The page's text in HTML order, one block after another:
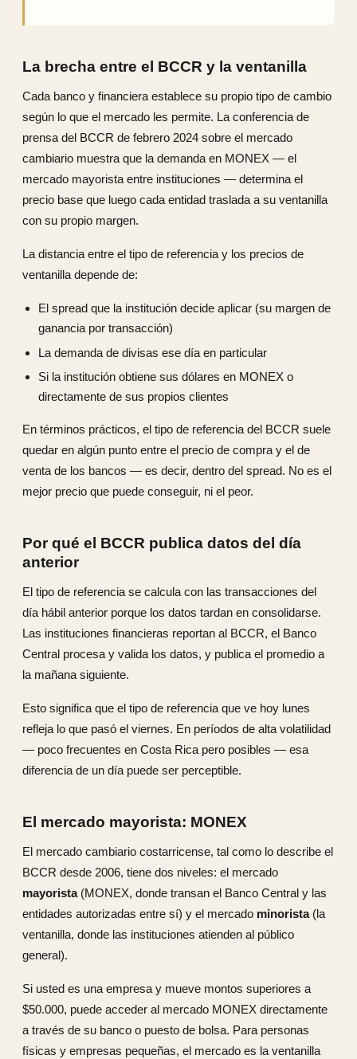
La brecha entre el BCCR y la ventanilla
Cada banco y financiera establece su propio tipo de cambio
según lo que el mercado les permite. La conferencia de
prensa del BCCR de febrero 2024 sobre el mercado
cambiario muestra que la demanda en MONEX — el
mercado mayorista entre instituciones — determina el
precio base que luego cada entidad traslada a su ventanilla
con su propio margen.
La distancia entre el tipo de referencia y los precios de
ventanilla depende de:
El spread que la institución decide aplicar (su margen de
ganancia por transacción)
La demanda de divisas ese día en particular
Si la institución obtiene sus dólares en MONEX o
directamente de sus propios clientes
En términos prácticos, el tipo de referencia del BCCR suele
quedar en algún punto entre el precio de compra y el de
venta de los bancos — es decir, dentro del spread. No es el
mejor precio que puede conseguir, ni el peor.
Por qué el BCCR publica datos del día
anterior
El tipo de referencia se calcula con las transacciones del
día hábil anterior porque los datos tardan en consolidarse.
Las instituciones financieras reportan al BCCR, el Banco
Central procesa y valida los datos, y publica el promedio a
la mañana siguiente.
Esto significa que el tipo de referencia que ve hoy lunes
refleja lo que pasó el viernes. En períodos de alta volatilidad
— poco frecuentes en Costa Rica pero posibles — esa
diferencia de un día puede ser perceptible.
El mercado mayorista: MONEX
El mercado cambiario costarricense, tal como lo describe el
BCCR desde 2006, tiene dos niveles: el mercado
mayorista(MONEX, donde transan el Banco Central y las
entidades autorizadas entre sí) y el mercado minorista(la
ventanilla, donde las instituciones atienden al público
general).
Si usted es una empresa y mueve montos superiores a
$50.000, puede acceder al mercado MONEX directamente
a través de su banco o puesto de bolsa. Para personas
físicas y empresas pequeñas, el mercado es la ventanilla